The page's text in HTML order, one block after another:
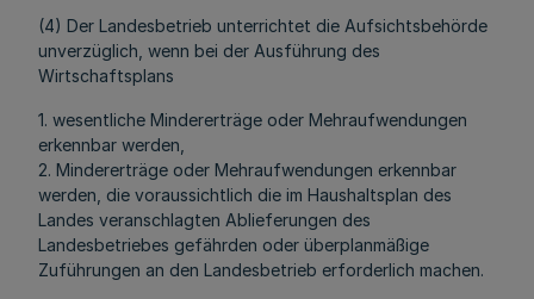
(4) Der Landesbetrieb unterrichtet die Aufsichtsbehörde
unverzüglich, wenn bei der Ausführung des
Wirtschaftsplans
1. wesentliche Mindererträge oder Mehraufwendungen
erkennbar werden,
2. Mindererträge oder Mehraufwendungen erkennbar
werden, die voraussichtlich die im Haushaltsplan des
Landes veranschlagten Ablieferungen des
Landesbetriebes gefährden oder überplanmäßige
Zuführungen an den Landesbetrieb erforderlich machen.